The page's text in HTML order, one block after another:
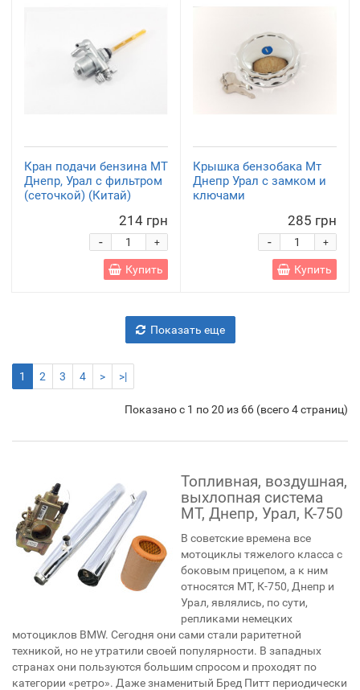
Кран подачи бензина МТ
Днепр, Урал с фильтром
(сеточкой) (Китай)
214 грн
+
-
Купить
Крышка бензобака Мт
Днепр Урал с замком и
ключами
285 грн
+
-
Купить
Показать еще
1 2 3 4 > >|
Показано с 1 по 20 из 66 (всего 4 страниц)
Топливная, воздушная,
выхлопная система
МТ, Днепр, Урал, К-750
В советские времена все
мотоциклы тяжелого класса с
боковым прицепом, а к ним
относятся МТ, К-750, Днепр и
Урал, являлись, по сути,
репликами немецких
мотоциклов BMW. Сегодня они сами стали раритетной
техникой, но не утратили своей популярности. В западных
странах они пользуются большим спросом и проходят по
категории «ретро». Даже знаменитый Бред Питт периодически